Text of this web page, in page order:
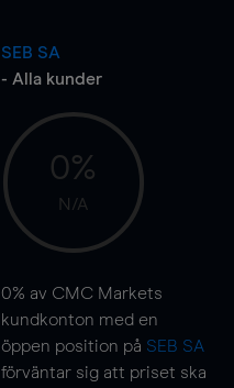
SEB SA
- Alla kunder
0%
N/A
0% av CMC Markets
kundkonton med en
öppen position på SEB SA
förväntar sig att priset ska